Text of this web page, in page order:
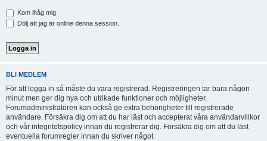
Kom ihåg mig
Dölj att jag är online denna session.
BLI MEDLEM
För att logga in så måste du vara registrerad. Registreringen tar bara någon
minut men ger dig nya och utökade funktioner och möjligheter.
Forumadministratören kan också ge extra behörigheter till registrerade
användare. Försäkra dig om att du har läst och accepterat våra användarvillkor
och vår integritetspolicy innan du registrerar dig. Försäkra dig om att du läst
eventuella forumregler innan du skriver något.